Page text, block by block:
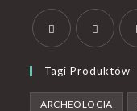
Tagi Produktów
ARCHEOLOGIA